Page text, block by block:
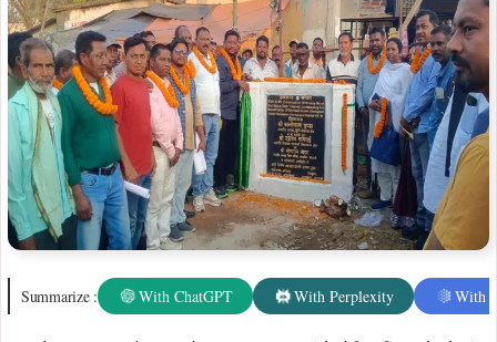
Summarize : With ChatGPT With Perplexity With